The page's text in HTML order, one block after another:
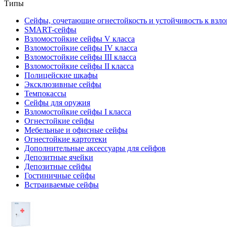
Типы
Сейфы, сочетающие огнестойкость и устойчивость к
SMART-сейфы
Взломостойкие сейфы V класса
Взломостойкие сейфы IV класса
Взломостойкие сейфы III класса
Взломостойкие сейфы II класса
Полицейские шкафы
Эксклюзивные сейфы
Темпокассы
Сейфы для оружия
Взломостойкие сейфы I класса
Огнестойкие сейфы
Мебельные и офисные сейфы
Огнестойкие картотеки
Дополнительные аксессуары для сейфов
Депозитные ячейки
Депозитные сейфы
Гостиничные сейфы
Встраиваемые сейфы